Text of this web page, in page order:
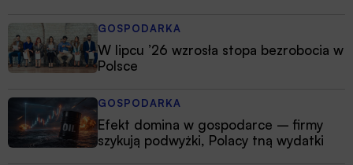
GOSPODARKA
W lipcu ’26 wzrosła stopa bezrobocia w
Polsce
GOSPODARKA
Efekt domina w gospodarce – firmy
szykują podwyżki, Polacy tną wydatki